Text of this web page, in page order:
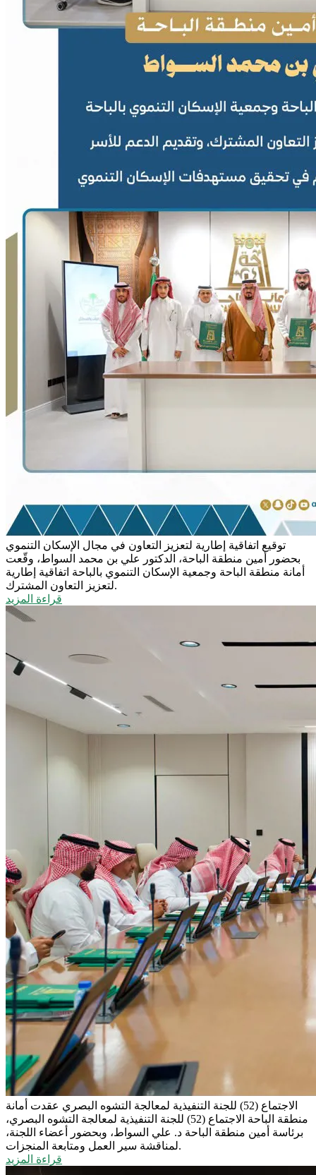
توقيع اتفاقية إطارية لتعزيز التعاون في مجال الإسكان التنموي
بحضور أمين منطقة الباحة، الدكتور علي بن محمد السواط، وقّعت
أمانة منطقة الباحة وجمعية الإسكان التنموي بالباحة اتفاقية إطارية
لتعزيز التعاون المشترك.
قراءة المزيد
الاجتماع (52) للجنة التنفيذية لمعالجة التشوه البصري
عقدت أمانة
منطقة الباحة الاجتماع (52) للجنة التنفيذية لمعالجة التشوه البصري،
برئاسة أمين منطقة الباحة د. علي السواط، وبحضور أعضاء اللجنة،
لمناقشة سير العمل ومتابعة المنجزات.
قراءة المزيد